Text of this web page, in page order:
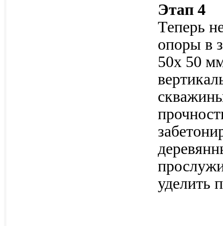
Этап 4
Теперь
опоры в
50х 50
уделить